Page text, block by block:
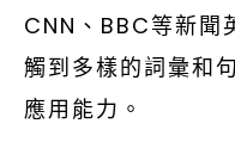
CNN、BBC等新聞
觸到多樣的詞彙和
應用能力。